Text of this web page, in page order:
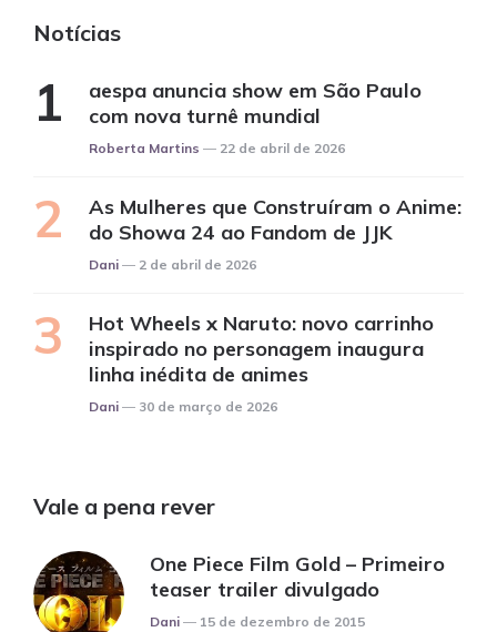
Notícias
aespa anuncia show em São Paulo
com nova turnê mundial
Posted
Roberta Martins 22 de abril de 2026
As Mulheres que Construíram o Anime:
do Showa 24 ao Fandom de JJK
Posted
Dani 2 de abril de 2026
Hot Wheels x Naruto: novo carrinho
inspirado no personagem inaugura
linha inédita de animes
Posted
Dani 30 de março de 2026
Vale a pena rever
One Piece Film Gold – Primeiro
teaser trailer divulgado
Posted
Dani 15 de dezembro de 2015